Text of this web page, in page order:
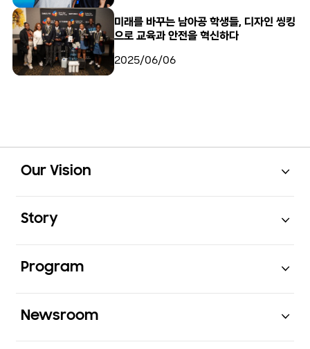
미래를 바꾸는 남아공 학생들, 디자인 씽킹
으로 교육과 안전을 혁신하다
2025/06/06
Our Vision
Story
Program
Newsroom